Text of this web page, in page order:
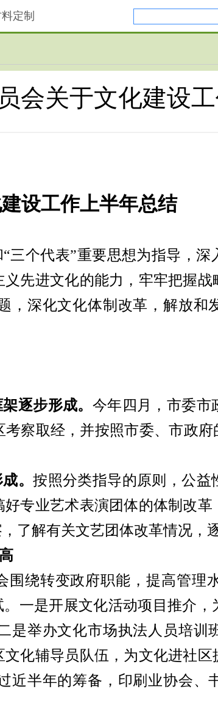
定制
会关于文化建设
设工作上半年总结
三个代表”重要思想为指导，
先进文化的能力，牢牢把握
，深化文化体制改革，解放和
逐步形成。 今年四月，市委市
察取经，并按照市委、市政府
。按照分类指导的原则，公益
专业艺术表演团体的体制改革
了解有关文艺团体改革情况，
绕转变政府职能，提高管理
一是开展文化活动项目推介
是举办文化市场执法人员培训
化辅导员队伍，为文化进社
近半年的筹备，印刷业协会、